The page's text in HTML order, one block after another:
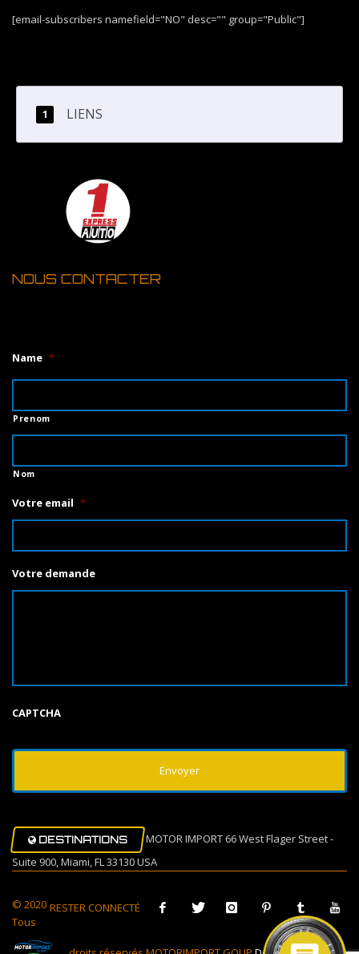
[email-subscribers namefield="NO" desc="" group="Public"]
LIENS
NOUS CONTACTER
Name *
Prenom
Nom
Votre email *
Votre demande
CAPTCHA
DESTINATIONS
MOTOR IMPORT 66 West Flager Street -
Suite 900, Miami, FL 33130 USA
RESTER CONNECTÉ
© 2020
Tous